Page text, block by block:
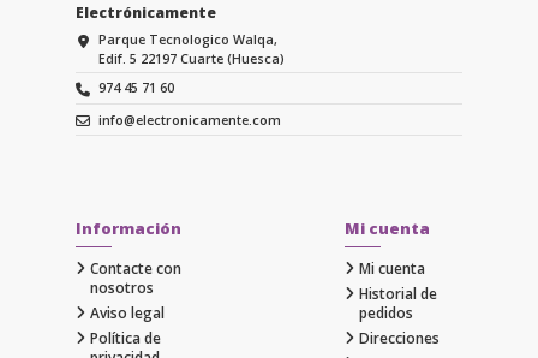
Electrónicamente
Parque Tecnologico Walqa,
Edif. 5 22197 Cuarte (Huesca)
974 45 71 60
info@electronicamente.com
Información
Contacte con
nosotros
Aviso legal
Política de
Mi cuenta
Mi cuenta
Historial de
pedidos
Direcciones